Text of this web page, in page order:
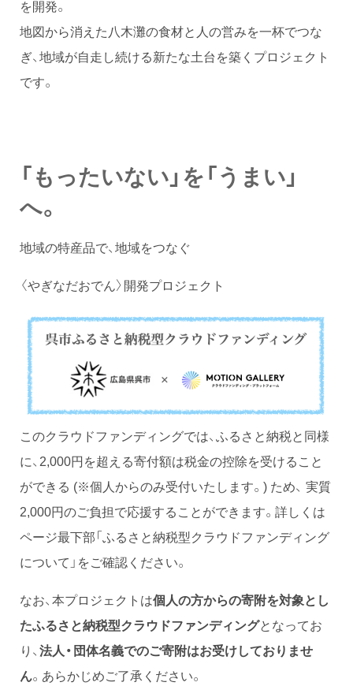
を開発。
地図から消えた八木灘の食材と人の営みを一杯でつな
ぎ、地域が自走し続ける新たな土台を築くプロジェクト
です。
「もったいない」を「うまい」
へ。
地域の特産品で、地域をつなぐ
〈やぎなだおでん〉開発プロジェクト
このクラウドファンディングでは、ふるさと納税と同様
に、2,000円を超える寄付額は税金の控除を受けること
ができる (※個人からのみ受付いたします。) ため、 実質
2,000円のご負担で応援することができます。詳しくは
ページ最下部「ふるさと納税型クラウドファンディング
について」をご確認ください。
なお、本プロジェクトは個人の方からの寄附を対象とし
たふるさと納税型クラウドファンディングとなってお
り、法人・団体名義でのご寄附はお受けしておりませ
ん。あらかじめご了承ください。